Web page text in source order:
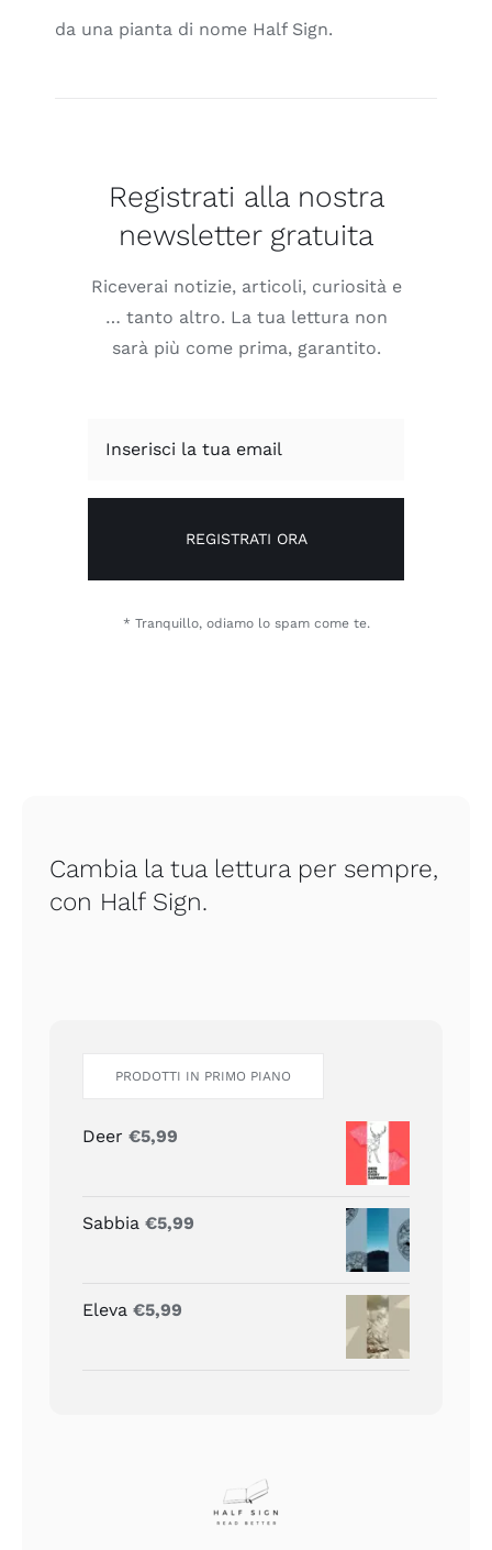
da una pianta di nome Half Sign.
Registrati alla nostra
newsletter gratuita
Riceverai notizie, articoli, curiosità e
… tanto altro. La tua lettura non
sarà più come prima, garantito.
REGISTRATI ORA
* Tranquillo, odiamo lo spam come te.
Cambia la tua lettura per sempre,
con Half Sign.
PRODOTTI IN PRIMO PIANO
Deer €5,99
Sabbia €5,99
Eleva €5,99